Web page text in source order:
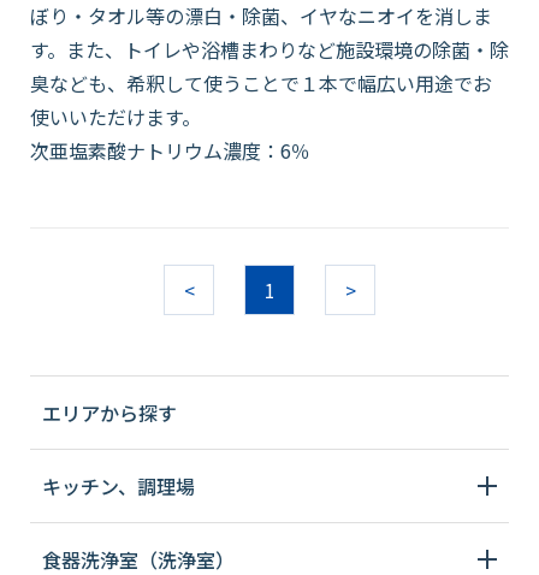
ぼり・タオル等の漂白・除菌、イヤなニオイを消しま
す。また、トイレや浴槽まわりなど施設環境の除菌・除
臭なども、希釈して使うことで１本で幅広い用途でお
使いいただけます。
次亜塩素酸ナトリウム濃度：6％
< 1 >
エリアから探す
キッチン、調理場
食器洗浄室（洗浄室）